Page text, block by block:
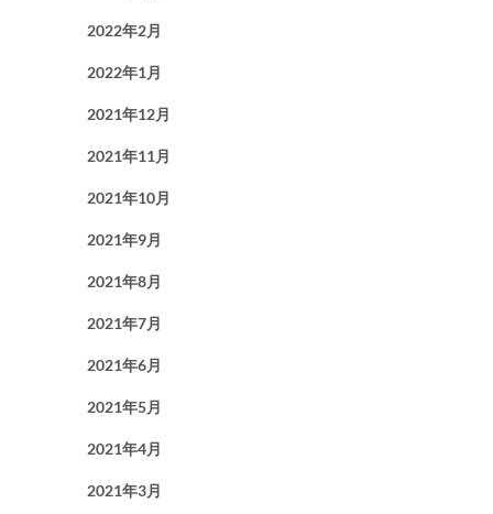
2022年2月
2022年1月
2021年12月
2021年11月
2021年10月
2021年9月
2021年8月
2021年7月
2021年6月
2021年5月
2021年4月
2021年3月